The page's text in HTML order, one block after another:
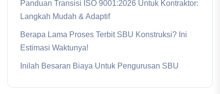
Panduan Transisi ISO 9001:2026 Untuk Kontraktor:
Langkah Mudah & Adaptif
Berapa Lama Proses Terbit SBU Konstruksi? Ini
Estimasi Waktunya!
Inilah Besaran Biaya Untuk Pengurusan SBU